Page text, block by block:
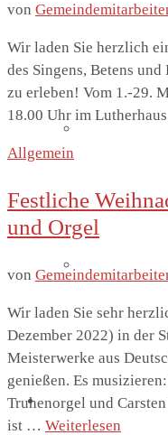
Flügelaltar
Kirche Thieschitz
von
Wir laden Sie herzlich
des Singens, Betens
zu erleben! Vom 1.-29.
18.00 Uhr im
Allgemein
Festliche
und Orgel
von
Wir laden Sie sehr
Dezember 2022) in der
Meisterwerke aus
genießen. Es
Truhenorgel und
ist … Weiterlesen